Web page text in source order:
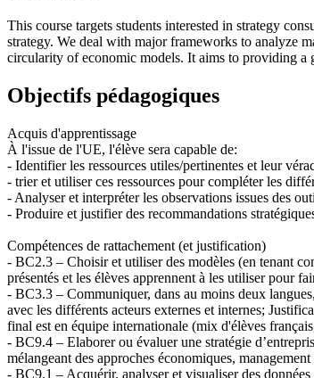
This course targets students interested in strategy
strategy. We deal with major frameworks to analyze
circularity of economic models. It aims to providing a
Objectifs pédagogiques
Acquis d'apprentissage
À l'issue de l'UE, l'élève sera capable de:
- Identifier les ressources utiles/pertinentes et leur
- trier et utiliser ces ressources pour compléter les
- Analyser et interpréter les observations issues des
- Produire et justifier des recommandations
Compétences de rattachement (et justification)
- BC2.3 – Choisir et utiliser des modèles (en tenant
présentés et les élèves apprennent à les utiliser pour
- BC3.3 – Communiquer, dans au moins deux
avec les différents acteurs externes et internes;
final est en équipe internationale (mix d'élèves
- BC9.4 – Elaborer ou évaluer une stratégie
mélangeant des approches économiques,
- BC9.1 – Acquérir, analyser et visualiser des